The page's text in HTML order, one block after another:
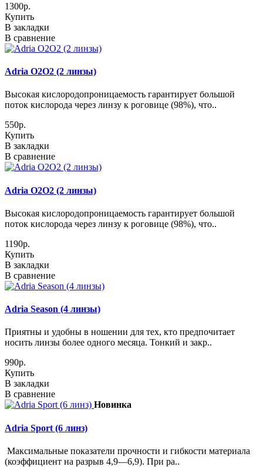
1300р.
Купить
В закладки
В сравнение
Adria O2O2 (2 линзы)
Высокая кислородопроницаемость гарантирует большой
поток кислорода через линзу к роговице (98%), что..
550р.
Купить
В закладки
В сравнение
Adria O2O2 (2 линзы)
Высокая кислородопроницаемость гарантирует большой
поток кислорода через линзу к роговице (98%), что..
1190р.
Купить
В закладки
В сравнение
Adria Season (4 линзы)
Приятны и удобны в ношении для тех, кто предпочитает
носить линзы более одного месяца. Тонкий и закр..
990р.
Купить
В закладки
В сравнение
Новинка
Adria Sport (6 линз)
Максимальные показатели прочности и гибкости материала
(коэффициент на разрыв 4,9—6,9). При ра..